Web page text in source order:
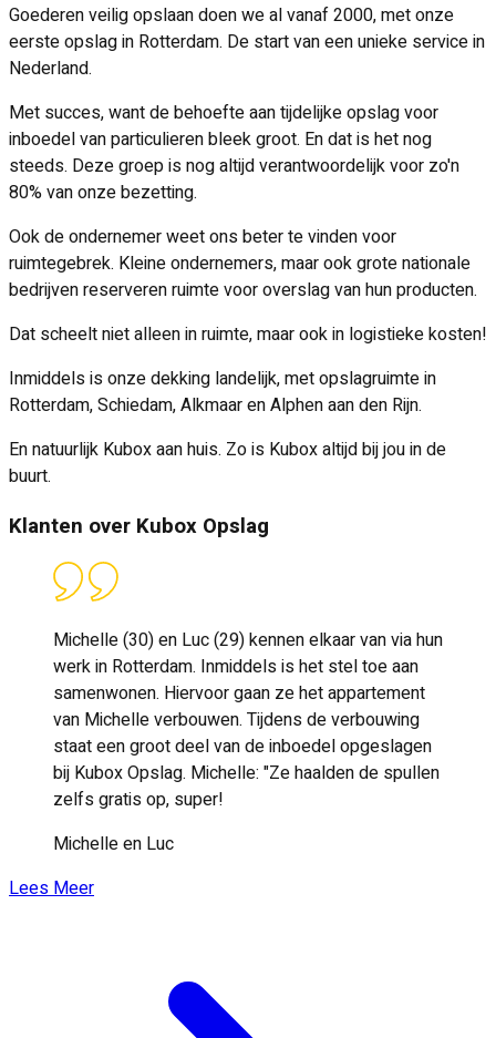
Goederen veilig opslaan doen we al vanaf 2000, met onze
eerste opslag in Rotterdam. De start van een unieke service in
Nederland.
Met succes, want de behoefte aan tijdelijke opslag voor
inboedel van particulieren bleek groot. En dat is het nog
steeds. Deze groep is nog altijd verantwoordelijk voor zo'n
80% van onze bezetting.
Ook de ondernemer weet ons beter te vinden voor
ruimtegebrek. Kleine ondernemers, maar ook grote nationale
bedrijven reserveren ruimte voor overslag van hun producten.
Dat scheelt niet alleen in ruimte, maar ook in logistieke kosten!
Inmiddels is onze dekking landelijk, met opslagruimte in
Rotterdam, Schiedam, Alkmaar en Alphen aan den Rijn.
En natuurlijk Kubox aan huis. Zo is Kubox altijd bij jou in de
buurt.
Klanten over Kubox Opslag
Michelle (30) en Luc (29) kennen elkaar van via hun
werk in Rotterdam. Inmiddels is het stel toe aan
samenwonen. Hiervoor gaan ze het appartement
van Michelle verbouwen. Tijdens de verbouwing
staat een groot deel van de inboedel opgeslagen
bij Kubox Opslag. Michelle: "Ze haalden de spullen
zelfs gratis op, super!
Michelle en Luc
Lees Meer